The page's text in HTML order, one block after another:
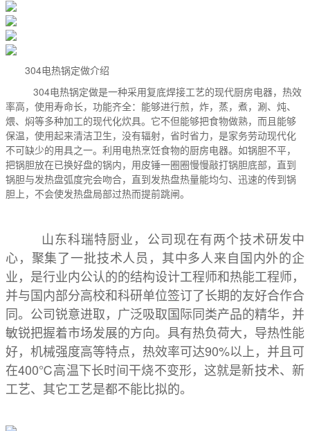
304电热锅定做介绍
304电热锅定做是一种采用复底焊接工艺的现代厨房电器，热效
率高，使用寿命长，功能齐全：能够进行煎，炸，蒸，煮，涮、炖、
煨、焖等多种加工的现代化炊具。它不但能够把食物做熟，而且能够
保温，使用起来清洁卫生，没有辐射，省时省力，是家务劳动现代化
不可缺少的用具之一。利用电热烹饪食物的厨房电器。如锅胆不平，
把锅胆放在已换好盘的锅内，用皮锤一圈圈慢慢敲打锅胆底部，直到
锅胆与发热盘弧度完会吻合，直到发热盘热量能均匀、迅速的传到锅
胆上，不会使发热盘局部过热而提前跳闸。
山东科瑞特厨业，公司现在有两个技术研发中
心，聚集了一批技术人员，其中多人来自国内外的企
业，是行业内公认的的结构设计工程师和热能工程师，
并与国内部分高校和科研单位签订了长期的友好合作合
同。公司锐意进取，广泛吸取国际同类产品的精华，并
敏锐把握着市场发展的方向。具有热负荷大，导热性能
好，机械强度高等特点，热效率可达90%以上，并且可
在400℃高温下长时间干烧不变形，这就是新技术、新
工艺、其它工艺是都不能比拟的。